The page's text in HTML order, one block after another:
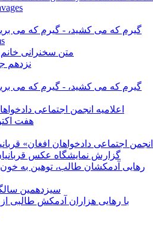
گیرم که می کشید، - گیرم که می
متن سخنرانی خانم
!نزدهم
گیرم که می کشید، - گیرم که می
اعلامیه انجمن اجتماعی
هفت
اجتماعی دادخواهان افغان»
گزارش نمایشگاه عکس
رهایی آدمکشان طالب، توهین به
سیزدهمین
با رهایی هزاران آدمکش طالبی